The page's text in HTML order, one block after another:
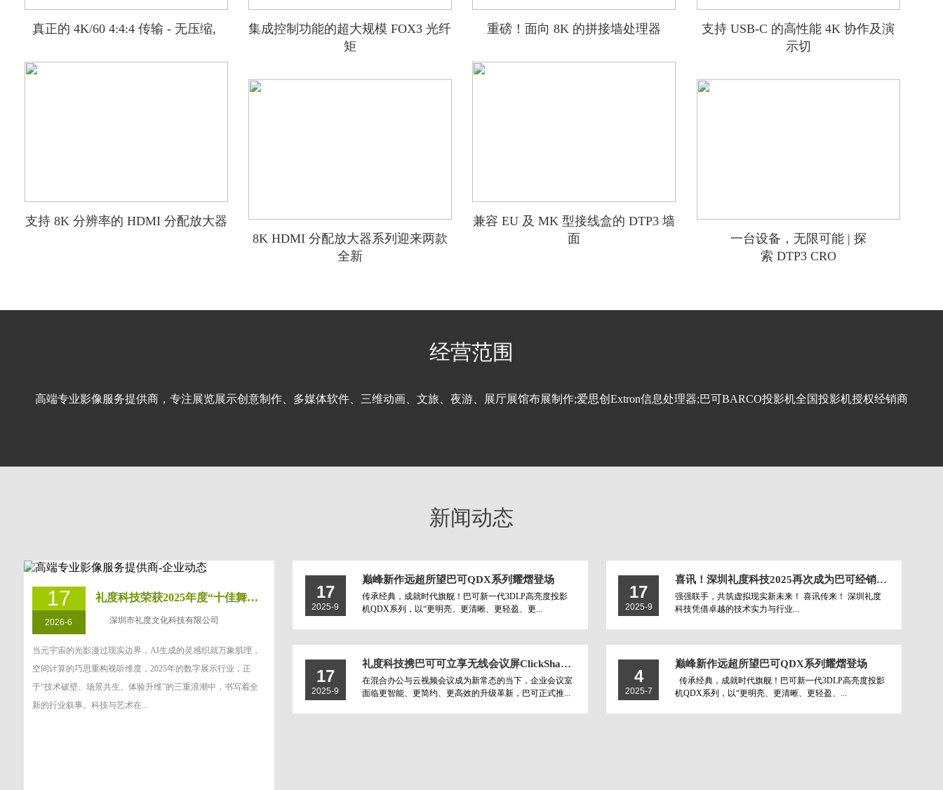
真正的 4K/60 4:4:4 传输 - 无压缩,
集成控制功能的超大规模 FOX3 光纤
矩
重磅！面向 8K 的拼接墙处理器
支持 USB-C 的高性能 4K 协作及演
示切
支持 8K 分辨率的 HDMI 分配放大器
兼容 EU 及 MK 型接线盒的 DTP3 墙
面
8K HDMI 分配放大器系列迎来两款
全新
一台设备，无限可能 | 探
索 DTP3 CRO
经营范围
高端专业影像服务提供商，专注展览展示创意制作、多媒体软件、 三维动画、文旅、 夜游、 展厅展馆布展制作;爱思创Extron信息处理器;巴可BARCO投影机全国投影机授权经销商
新闻动态
17
2026-6
礼度科技荣获2025年度“十佳舞台设备
深圳市礼度文化科技有限公司
当元宇宙的光影漫过现实边界，AI生成的灵感织就万象肌理，
空间计算的巧思重构视听维度，2025年的数字展示行业，正
于“技术破壁、场景共生、体验升维”的三重浪潮中，书写着全
新的行业叙事。科技与艺术在...
17
2025-9
巅峰新作远超所望巴可QDX系列耀熠登场
传承经典，成就时代旗舰！巴可新一代3DLP高亮度投影
机QDX系列，以“更明亮、更清晰、更轻盈、更...
17
2025-9
喜讯！深圳礼度科技2025再次成为巴可经销商虚拟现实行业认证合作伙伴
强强联手，共筑虚拟现实新未来！ 喜讯传来！ 深圳礼度
科技凭借卓越的技术实力与行业...
17
2025-9
礼度科技携巴可可立享无线会议屏ClickShare X-Display Plus重磅来袭
在混合办公与云视频会议成为新常态的当下，企业会议室
面临更智能、更简约、更高效的升级革新，巴可正式推...
4
2025-7
巅峰新作远超所望巴可QDX系列耀熠登场
传承经典，成就时代旗舰！巴可新一代3DLP高亮度投影
机QDX系列，以“更明亮、更清晰、更轻盈、...